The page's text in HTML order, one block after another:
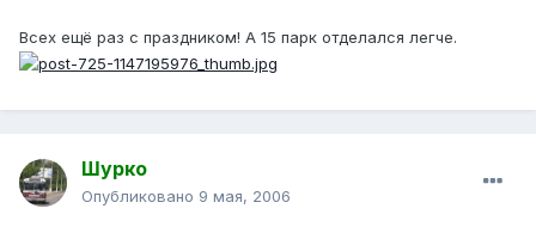
Всех ещё раз с праздником! А 15 парк отделался легче.
Шурко
Опубликовано 9 мая, 2006